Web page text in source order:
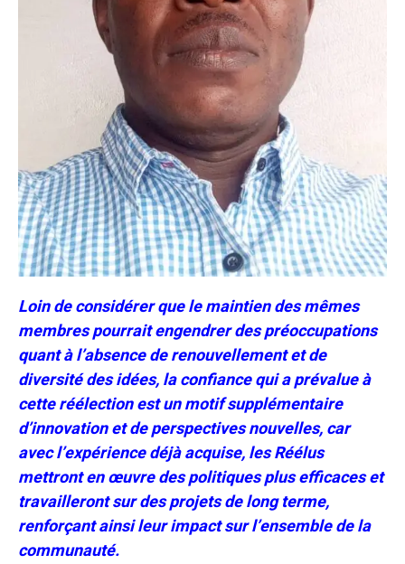
Loin de considérer que le maintien des mêmes
membres pourrait engendrer des préoccupations
quant à l’absence de renouvellement et de
diversité des idées, la confiance qui a prévalue à
cette réélection est un motif supplémentaire
d’innovation et de perspectives nouvelles, car
avec l’expérience déjà acquise, les Réélus
mettront en œuvre des politiques plus efficaces et
travailleront sur des projets de long terme,
renforçant ainsi leur impact sur l’ensemble de la
communauté.